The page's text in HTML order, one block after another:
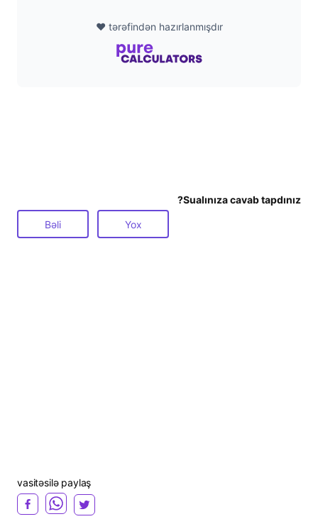
❤️ tərəfindən hazırlanmışdır
Sualınıza cavab tapdınız?
Bəli Yox
vasitəsilə paylaş